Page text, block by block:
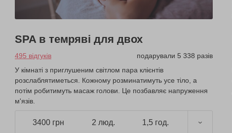
SPA в темряві для двох
495 відгуків
подарували 5 338 разів
У кімнаті з приглушеним світлом пара клієнтів
розслаблятиметься. Кожному розминатимуть усе тіло, а
потім робитимуть масаж голови. Це позбавляє напруження
м'язів.
3400 грн 2 люд. 1,5 год.